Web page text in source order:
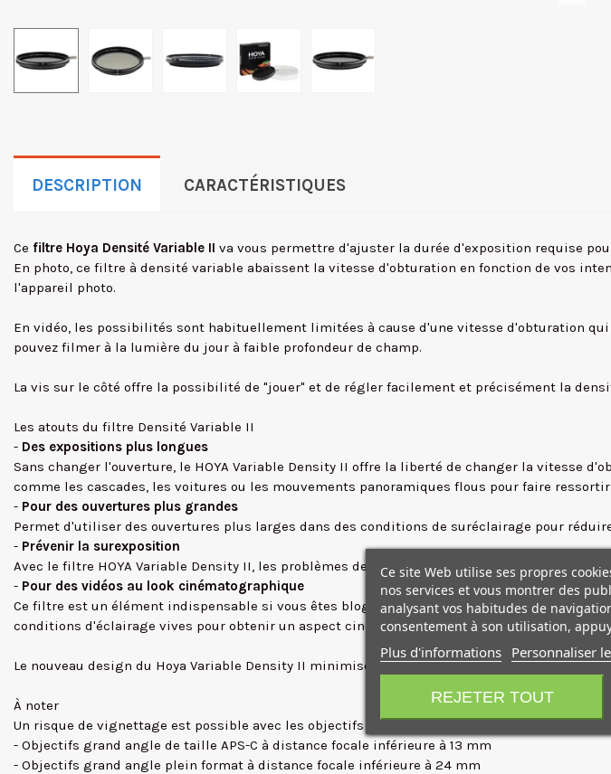
DESCRIPTION CARACTÉRISTIQUES
Ce filtre Hoya Densité Variable II va vous permettre d'ajuster la durée d'exposition requise
En photo, ce filtre à densité variable abaissent la vitesse d'obturation en fonction de vos
l'appareil photo.
En vidéo, les possibilités sont habituellement limitées à cause d'une vitesse d'obturation
pouvez filmer à la lumière du jour à faible profondeur de champ.
La vis sur le côté offre la possibilité de "jouer" et de régler facilement et précisément la
Les atouts du filtre Densité Variable II
- Des expositions plus longues
Sans changer l'ouverture, le HOYA Variable Density II offre la liberté de changer la vitesse
comme les cascades, les voitures ou les mouvements panoramiques flous pour faire
- Pour des ouvertures plus grandes
Permet d'utiliser des ouvertures plus larges dans des conditions de suréclairage pour
- Prévenir la surexposition
Avec le filtre HOYA Variable Density II, les problèmes de surexposition peuvent être évités
- Pour des vidéos au look cinématographique
Ce filtre est un élément indispensable si vous êtes blogueur vidéo et créateur de contenu
conditions d'éclairage vives pour obtenir un aspect cinématographique.
Le nouveau design du Hoya Variable Density II minimise l'effet de vignettage souvent
À noter
Un risque de vignettage est possible avec les objectifs suivants :
- Objectifs grand angle de taille APS-C à distance focale inférieure à 13 mm
- Objectifs grand angle plein format à distance focale inférieure à 24 mm
Ce site Web utilise ses propres
nos services et vous montrer des
analysant vos habitudes de
consentement à son utilisation,
Plus d'informations Personnaliser
REJETER TOUT